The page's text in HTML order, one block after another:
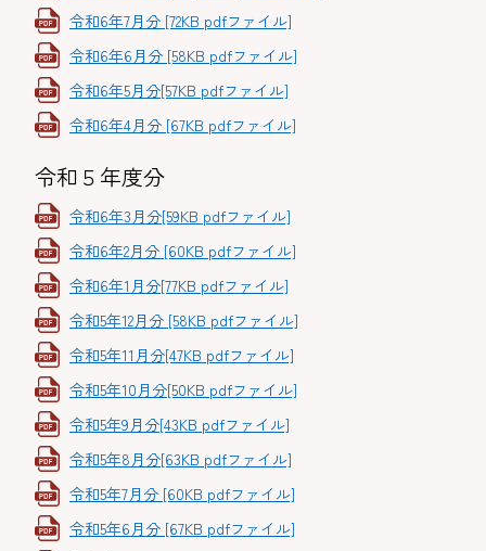
令和6年7月分 [72KB pdfファイル]
令和6年6月分 [58KB pdfファイル]
令和6年5月分[57KB pdfファイル]
令和6年4月分 [67KB pdfファイル]
令和５年度分
令和6年3月分[59KB pdfファイル]
令和6年2月分 [60KB pdfファイル]
令和6年1月分[77KB pdfファイル]
令和5年12月分 [58KB pdfファイル]
令和5年11月分[47KB pdfファイル]
令和5年10月分[50KB pdfファイル]
令和5年9月分[43KB pdfファイル]
令和5年8月分[63KB pdfファイル]
令和5年7月分 [60KB pdfファイル]
令和5年6月分 [67KB pdfファイル]